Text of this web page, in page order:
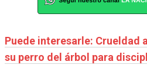
Puede interesarle: Crueldad
su perro del árbol para